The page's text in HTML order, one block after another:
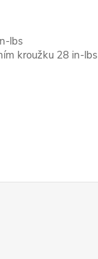
lbs
kroužku 28 in-lbs